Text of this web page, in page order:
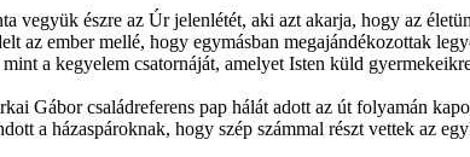
észre az Úr jelenlétét, aki azt akarja, hogy az
az ember mellé, hogy egymásban megajándékozottak
a kegyelem csatornáját, amelyet Isten küld
Gábor családreferens pap hálát adott az út folyamán
a házaspároknak, hogy szép számmal részt vettek az